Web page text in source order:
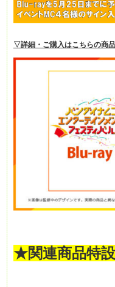
▽詳細・ご購入はこちらの商品
★関連商品特